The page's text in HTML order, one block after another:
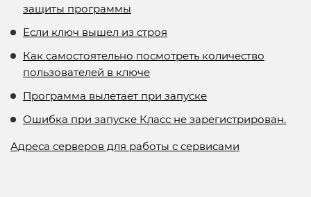
защиты программы
Если ключ вышел из строя
Как самостоятельно посмотреть количество
пользователей в ключе
Программа вылетает при запуске
Ошибка при запуске Класс не зарегистрирован.
Адреса серверов для работы с сервисами